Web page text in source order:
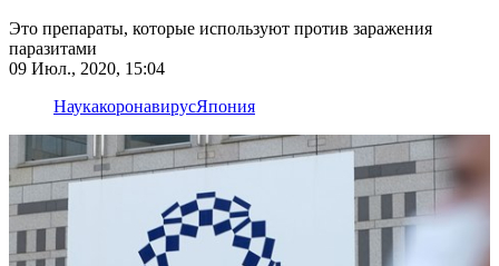
Это препараты, которые используют против заражения
паразитами
09 Июл., 2020, 15:04
НаукакоронавирусЯпония